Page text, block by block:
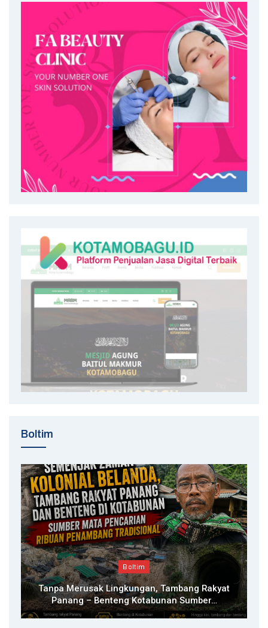
Boltim
Boltim
Tanpa Merusak Lingkungan, Tambang Rakyat
Panang – Benteng Kotabunan Sumber…